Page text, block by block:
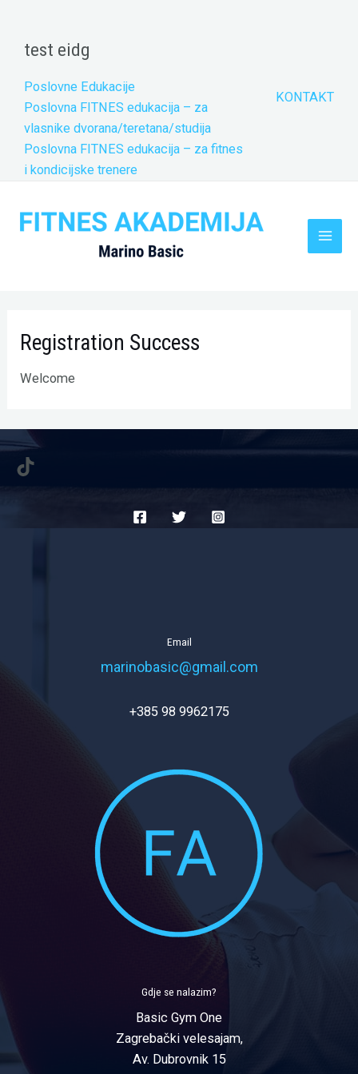
contenttest eidg
Poslovne Edukacije
Poslovna FITNES edukacija – za
vlasnike dvorana/teretana/studija
Poslovna FITNES edukacija – za fitnes
i kondicijske trenere
KONTAKT
Registration Success
Welcome
TikTok
Email
marinobasic@gmail.com
+385 98 9962175
Gdje se nalazim?
Basic Gym One
Zagrebački velesajam,
Av. Dubrovnik 15